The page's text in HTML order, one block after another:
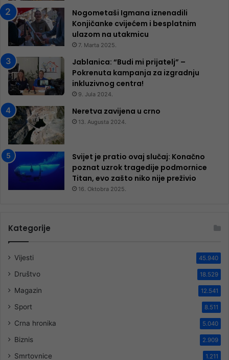
Nogometaši Igmana iznenadili
Konjičanke cvijećem i besplatnim
ulazom na utakmicu
7. Marta 2025.
Jablanica: “Budi mi prijatelj” –
Pokrenuta kampanja za izgradnju
inkluzivnog centra!
9. Jula 2024.
Neretva zavijena u crno
13. Augusta 2024.
Svijet je pratio ovaj slučaj: Konačno
poznat uzrok tragedije podmornice
Titan, evo zašto niko nije preživio
16. Oktobra 2025.
Kategorije
Vijesti 45.940
Društvo 18.529
Magazin 12.541
Sport 8.511
Crna hronika 5.040
Biznis 2.909
Smrtovnice 1.211